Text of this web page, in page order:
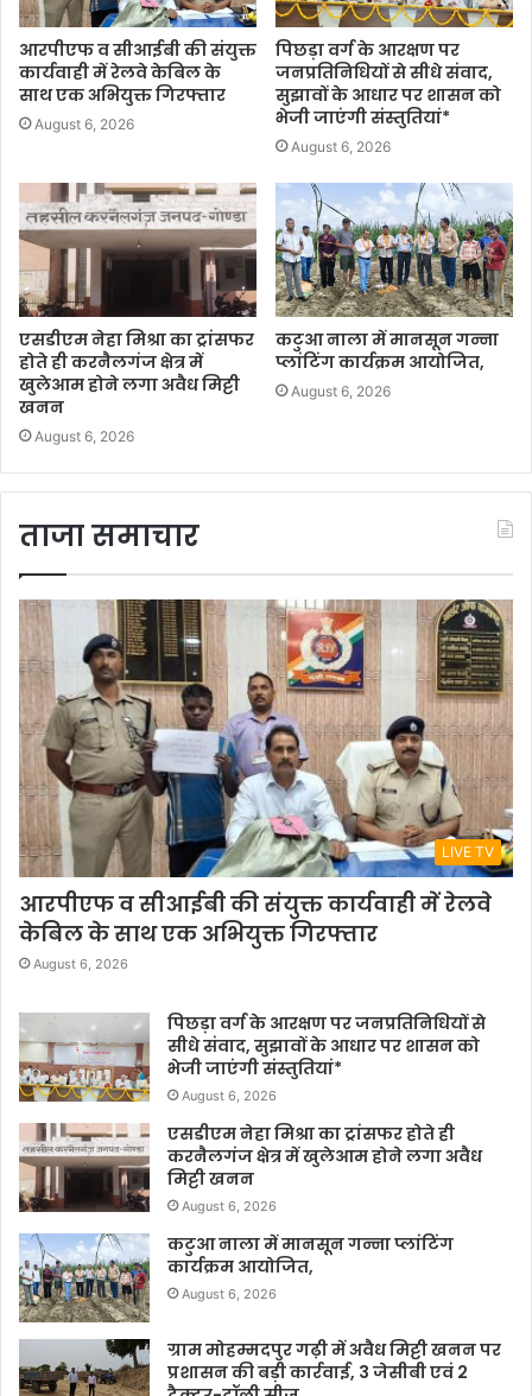
आरपीएफ व सीआईबी की संयुक्त
कार्यवाही में रेलवे केबिल के
साथ एक अभियुक्त गिरफ्तार
August 6, 2026
पिछड़ा वर्ग के आरक्षण पर
जनप्रतिनिधियों से सीधे संवाद,
सुझावों के आधार पर शासन को
भेजी जाएंगी संस्तुतियां*
August 6, 2026
एसडीएम नेहा मिश्रा का ट्रांसफर
होते ही करनैलगंज क्षेत्र में
खुलेआम होने लगा अवैध मिट्टी
खनन
August 6, 2026
कटुआ नाला में मानसून गन्ना
प्लांटिंग कार्यक्रम आयोजित,
August 6, 2026
ताजा समाचार
LIVE TV
आरपीएफ व सीआईबी की संयुक्त कार्यवाही में रेलवे
केबिल के साथ एक अभियुक्त गिरफ्तार
August 6, 2026
पिछड़ा वर्ग के आरक्षण पर जनप्रतिनिधियों से
सीधे संवाद, सुझावों के आधार पर शासन को
भेजी जाएंगी संस्तुतियां*
August 6, 2026
एसडीएम नेहा मिश्रा का ट्रांसफर होते ही
करनैलगंज क्षेत्र में खुलेआम होने लगा अवैध
मिट्टी खनन
August 6, 2026
कटुआ नाला में मानसून गन्ना प्लांटिंग
कार्यक्रम आयोजित,
August 6, 2026
ग्राम मोहम्मदपुर गढ़ी में अवैध मिट्टी खनन पर
प्रशासन की बड़ी कार्रवाई, 3 जेसीबी एवं 2